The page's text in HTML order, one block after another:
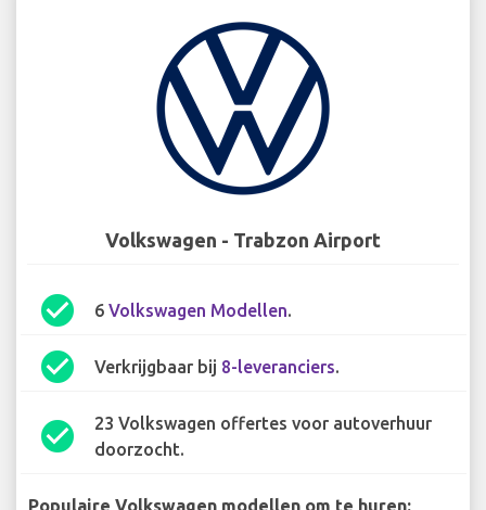
Volkswagen - Trabzon Airport
check_circle 6 Volkswagen Modellen.
check_circle Verkrijgbaar bij 8-leveranciers.
check_circle
23 Volkswagen offertes voor autoverhuur
doorzocht.
Populaire Volkswagen modellen om te huren: